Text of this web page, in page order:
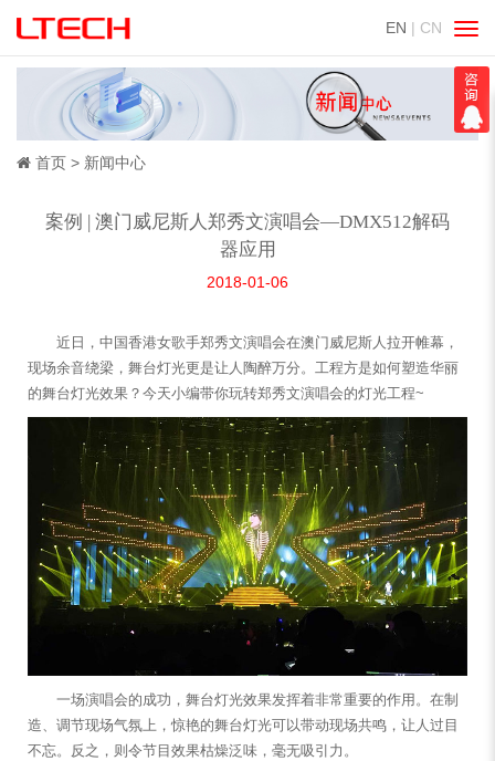
EN | CN
切
换
导
航
首页 新闻中心
案例 | 澳门威尼斯人郑秀文演唱会—DMX512解码
器应用
2018-01-06
近日，中国香港女歌手郑秀文演唱会在澳门威尼斯人拉开帷幕，
现场余音绕梁，舞台灯光更是让人陶醉万分。工程方是如何塑造华丽
的舞台灯光效果？今天小编带你玩转郑秀文演唱会的灯光工程~
一场演唱会的成功，舞台灯光效果发挥着非常重要的作用。在制
造、调节现场气氛上，惊艳的舞台灯光可以带动现场共鸣，让人过目
不忘。反之，则令节目效果枯燥泛味，毫无吸引力。